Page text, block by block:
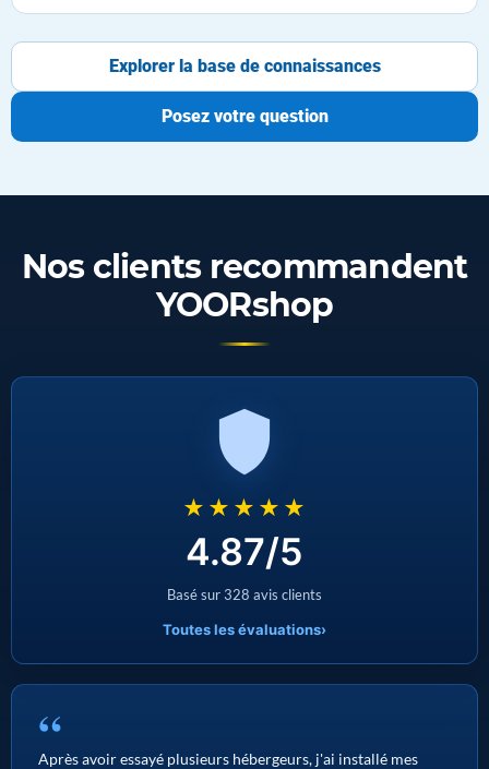
Explorer la base de connaissances
Posez votre question
Nos clients recommandent
YOORshop
★★★★★
4.87/5
Basé sur 328 avis clients
Toutes les évaluations›
“
Après avoir essayé plusieurs hébergeurs, j'ai installé mes